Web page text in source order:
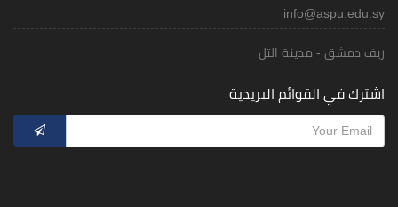
info@aspu.edu.sy
ريف دمشق - مدينة التل
اشترك في القوائم البريدية